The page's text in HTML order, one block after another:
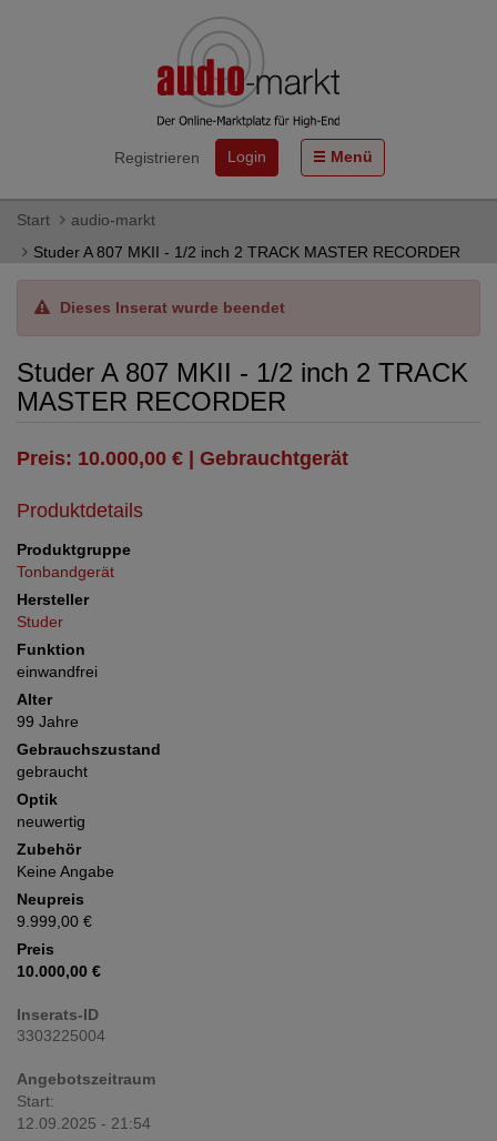
Registrieren Login Menü
Start
audio-markt
Studer A 807 MKII - 1/2 inch 2 TRACK MASTER RECORDER
Dieses Inserat wurde beendet
Studer A 807 MKII - 1/2 inch 2 TRACK
MASTER RECORDER
Preis: 10.000,00 € | Gebrauchtgerät
Produktdetails
Produktgruppe
Tonbandgerät
Hersteller
Studer
Funktion
einwandfrei
Alter
99 Jahre
Gebrauchszustand
gebraucht
Optik
neuwertig
Zubehör
Keine Angabe
Neupreis
9.999,00 €
Preis
10.000,00 €
Inserats-ID
3303225004
Angebotszeitraum
Start:
12.09.2025 - 21:54